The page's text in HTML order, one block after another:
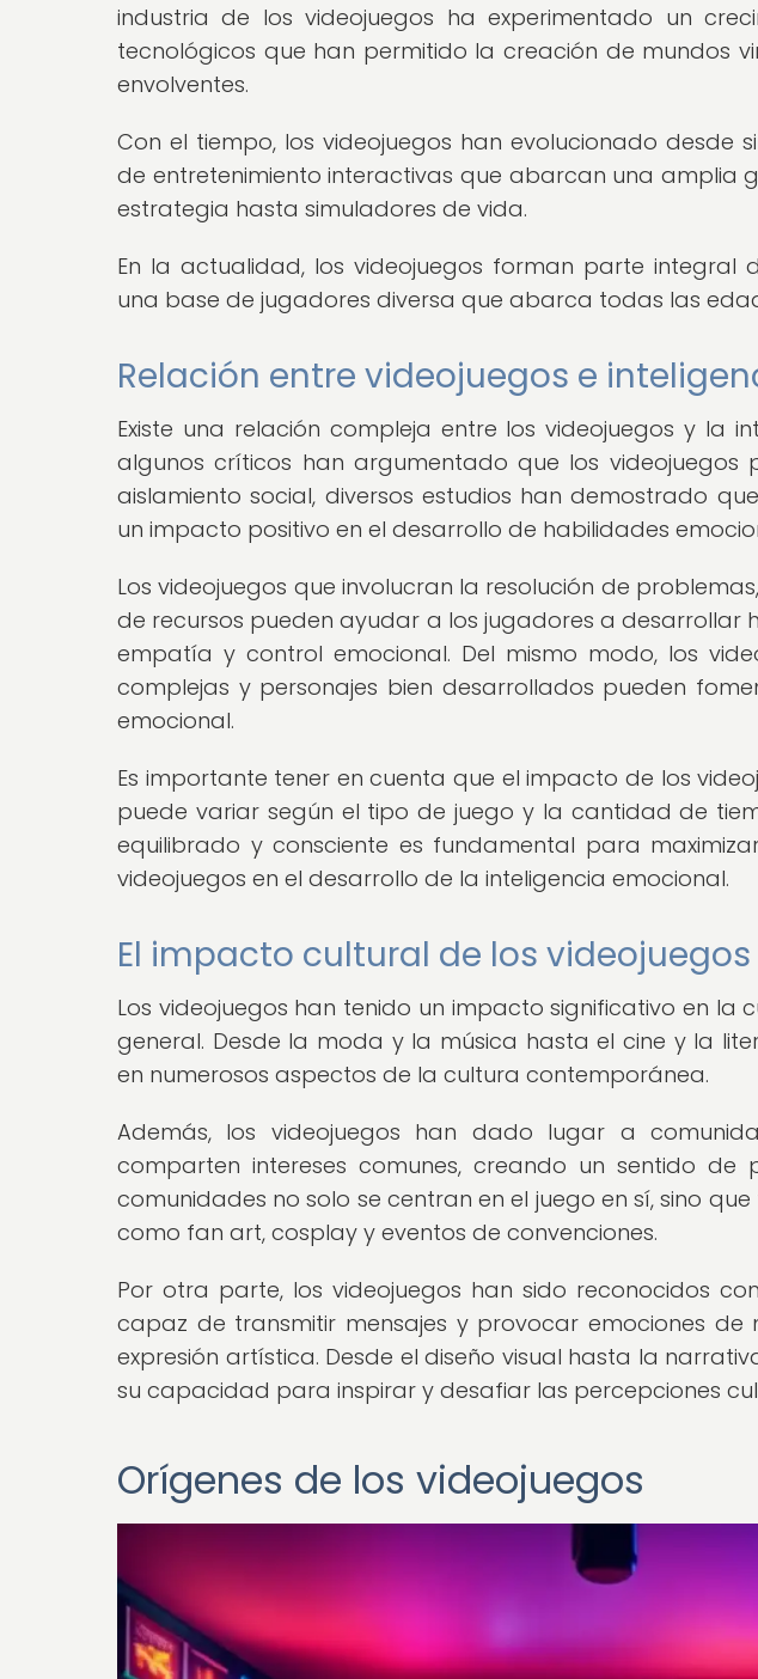
industria de los videojuegos ha experimentado un
tecnológicos que han permitido la creación de mundos
envolventes.
Con el tiempo, los videojuegos han evolucionado desde
de entretenimiento interactivas que abarcan una amplia
estrategia hasta simuladores de vida.
En la actualidad, los videojuegos forman parte integral
una base de jugadores diversa que abarca todas las
Relación entre videojuegos e
Existe una relación compleja entre los videojuegos y la
algunos críticos han argumentado que los videojuegos
aislamiento social, diversos estudios han demostrado
un impacto positivo en el desarrollo de habilidades
Los videojuegos que involucran la resolución de
de recursos pueden ayudar a los jugadores a desarrollar
empatía y control emocional. Del mismo modo, los
complejas y personajes bien desarrollados pueden
emocional.
Es importante tener en cuenta que el impacto de los
puede variar según el tipo de juego y la cantidad de
equilibrado y consciente es fundamental para
videojuegos en el desarrollo de la inteligencia emocional.
El impacto cultural de los videojuegos
Los videojuegos han tenido un impacto significativo en la
general. Desde la moda y la música hasta el cine y la
en numerosos aspectos de la cultura contemporánea.
Además, los videojuegos han dado lugar a
comparten intereses comunes, creando un sentido de
comunidades no solo se centran en el juego en sí, sino
como fan art, cosplay y eventos de convenciones.
Por otra parte, los videojuegos han sido reconocidos
capaz de transmitir mensajes y provocar emociones
expresión artística. Desde el diseño visual hasta la
su capacidad para inspirar y desafiar las percepciones
Orígenes de los videojuegos